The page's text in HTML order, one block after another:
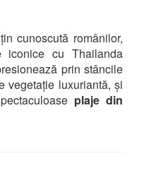
cunoscută românilor,
iconice cu Thailanda
prin stâncile
vegetație luxuriantă, și
plaje din